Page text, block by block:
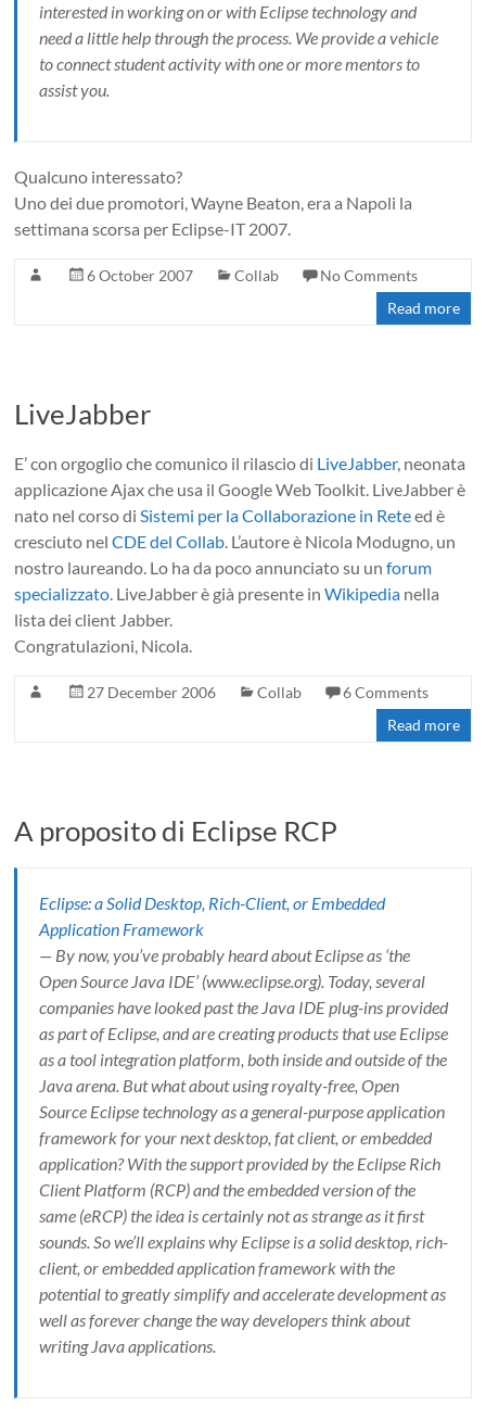
interested in working on or with Eclipse technology and
need a little help through the process. We provide a vehicle
to connect student activity with one or more mentors to
assist you.
Qualcuno interessato?
Uno dei due promotori, Wayne Beaton, era a Napoli la
settimana scorsa per Eclipse-IT 2007.
6 October 2007 Collab
No Comments
Read more
LiveJabber
E’ con orgoglio che comunico il rilascio di LiveJabber, neonata
applicazione Ajax che usa il Google Web Toolkit. LiveJabber è
nato nel corso diSistemi per la Collaborazione in Reteed è
cresciuto nelCDE del Collab. L’autore è Nicola Modugno, un
nostro laureando. Lo ha da poco annunciato su unforum
specializzato. LiveJabber è già presente inWikipedia nella
lista dei client Jabber.
Congratulazioni, Nicola.
27 December 2006 Collab
6 Comments
Read more
A proposito di Eclipse RCP
Eclipse: a Solid Desktop, Rich-Client, or Embedded
Application Framework
— By now, you’ve probably heard about Eclipse as ‘the
Open Source Java IDE’ (www.eclipse.org). Today, several
companies have looked past the Java IDE plug-ins provided
as part of Eclipse, and are creating products that use Eclipse
as a tool integration platform, both inside and outside of the
Java arena. But what about using royalty-free, Open
Source Eclipse technology as a general-purpose application
framework for your next desktop, fat client, or embedded
application? With the support provided by the Eclipse Rich
Client Platform (RCP) and the embedded version of the
same (eRCP) the idea is certainly not as strange as it first
sounds. So we’ll explains why Eclipse is a solid desktop, rich-
client, or embedded application framework with the
potential to greatly simplify and accelerate development as
well as forever change the way developers think about
writing Java applications.